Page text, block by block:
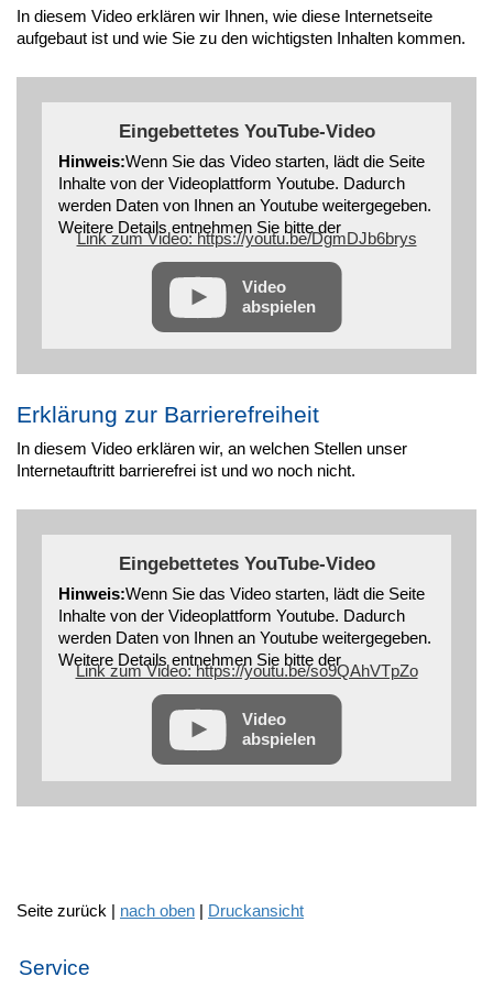
In diesem Video erklären wir Ihnen, wie diese Internetseite
aufgebaut ist und wie Sie zu den wichtigsten Inhalten kommen.
Eingebettetes YouTube-Video
Hinweis:Wenn Sie das Video starten, lädt die Seite
Inhalte von der Videoplattform Youtube. Dadurch
werden Daten von Ihnen an Youtube weitergegeben.
Weitere Details entnehmen Sie bitte der
Datenschutzerklärung
Link zum Video: https://youtu.be/DgmDJb6brys
Video
abspielen
Erklärung zur Barrierefreiheit
In diesem Video erklären wir, an welchen Stellen unser
Internetauftritt barrierefrei ist und wo noch nicht.
Eingebettetes YouTube-Video
Hinweis:Wenn Sie das Video starten, lädt die Seite
Inhalte von der Videoplattform Youtube. Dadurch
werden Daten von Ihnen an Youtube weitergegeben.
Weitere Details entnehmen Sie bitte der
Datenschutzerklärung
Link zum Video: https://youtu.be/so9QAhVTpZo
Video
abspielen
Seite zurück | nach oben | Druckansicht
Service